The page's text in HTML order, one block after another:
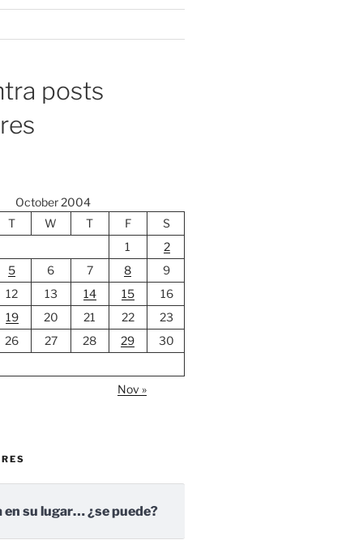
posts
October 2004
T
W T F
S
1
2
5
6 7 8
9
12
13 14 15
16
19
20 21 22
23
26
27 28 29 30
Nov »
en su lugar… ¿se puede?